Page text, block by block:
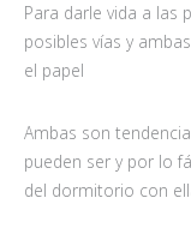
Para darle vida a
posibles vías y
el papel
Ambas son
pueden ser y por lo
del dormitorio con